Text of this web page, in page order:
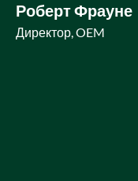
Роберт Фрауне
Директор, OEM